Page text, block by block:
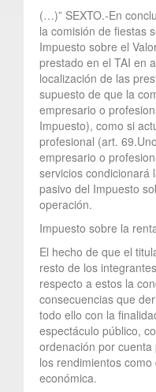
(…)” SEXTO.-En
la comisión de fiestas
Impuesto sobre el
prestado en el TAI en
localización de las
supuesto de que la
empresario o
Impuesto), como si
profesional (art.
empresario o
servicios condicionará
pasivo del Impuesto
operación.
Impuesto sobre la
El hecho de que el
resto de los
respecto a estos la
consecuencias que
todo ello con la
espectáculo público,
ordenación por
los rendimientos
económica.